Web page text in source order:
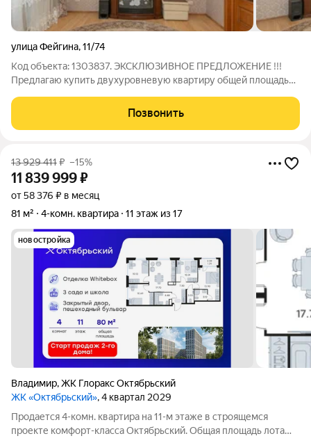
улица Фейгина,11/74
Код объекта: 1303837. ЭКСКЛЮЗИВНОЕ ПРЕДЛОЖЕНИЕ !!!
Предлагаю купить двухуровневую квартиру общей площадью
расположена на 3 и 4 этажах, в подъезде 6 квартир. На первом
этаже кухня-столовая, сан.
Позвонить
13 929 411₽ –15%
11 839 999₽
от 58 376 ₽ в месяц
81 м²
4-комн. квартира 11 этаж из 17
новостройка
Владимир,ЖК Глоракс Октябрьский
ЖК «Октябрьский», 4 квартал 2029
Продается 4-комн. квартира на 11-м этаже в строящемся
проекте комфорт-класса Октябрьский. Общая площадь лота